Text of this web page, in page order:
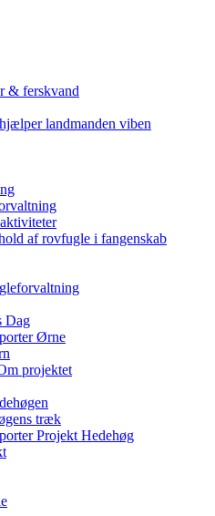
& ferskvand
landmanden viben
af rovfugle i fangenskab
Dag
Ørne
projektet
træk
Projekt Hedehøg